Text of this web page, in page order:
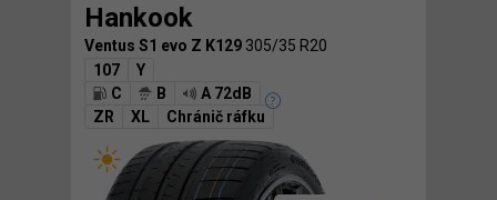
Hankook
Ventus S1 evo Z K129 305/35 R20
107
Y
C
B
A 72dB
ZR
XL Chránič ráfku